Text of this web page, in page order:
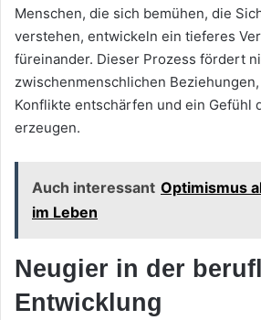
Menschen, die sich bemühen, die
verstehen, entwickeln ein tieferes
füreinander. Dieser Prozess fördert
zwischenmenschlichen
Konflikte entschärfen und ein Gefühl
erzeugen.
Auch interessant Optimismus
im Leben
Neugier in der
Entwicklung